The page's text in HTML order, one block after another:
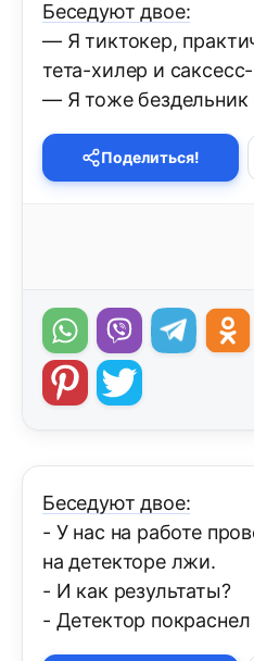
Беседуют двое:
— Я тиктокер,
тета-хилер и
— Я тоже бездельник
Поделиться!
Беседуют двое:
- У нас на работе
на детекторе лжи.
- И как результаты?
- Детектор